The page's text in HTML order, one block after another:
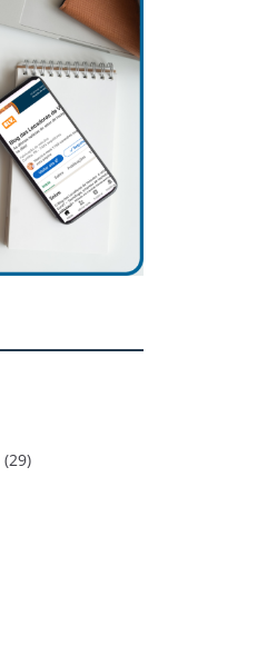
(29)